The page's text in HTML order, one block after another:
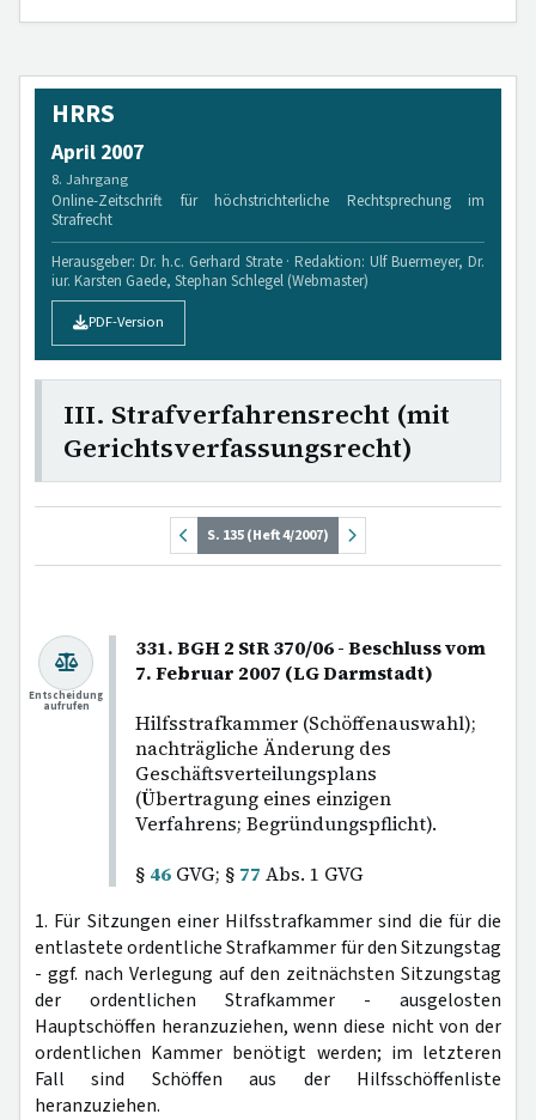
HRRS
April 2007
8. Jahrgang
Online-Zeitschrift für höchstrichterliche Rechtsprechung im
Strafrecht
Herausgeber: Dr. h.c. Gerhard Strate · Redaktion: Ulf Buermeyer, Dr.
iur. Karsten Gaede, Stephan Schlegel (Webmaster)
PDF-Version
III. Strafverfahrensrecht (mit
Gerichtsverfassungsrecht)
S. 135 (Heft 4/2007)
331. BGH 2 StR 370/06 - Beschluss vom
7. Februar 2007 (LG Darmstadt)
Hilfsstrafkammer (Schöffenauswahl);
nachträgliche Änderung des
Geschäftsverteilungsplans
(Übertragung eines einzigen
Verfahrens; Begründungspflicht).
§ 46 GVG; § 77 Abs. 1 GVG
Entscheidung
aufrufen
1. Für Sitzungen einer Hilfsstrafkammer sind die für die
entlastete ordentliche Strafkammer für den Sitzungstag
- ggf. nach Verlegung auf den zeitnächsten Sitzungstag
der ordentlichen Strafkammer - ausgelosten
Hauptschöffen heranzuziehen, wenn diese nicht von der
ordentlichen Kammer benötigt werden; im letzteren
Fall sind Schöffen aus der Hilfsschöffenliste
heranzuziehen.